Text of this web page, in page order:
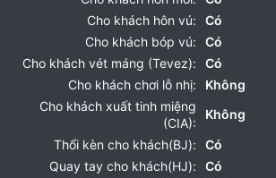
Cho khách hôn vú:
Có
Cho khách bóp vú:
Có
Cho khách vét máng (Tevez):
Có
Cho khách chơi lỗ nhị:
Không
Cho khách xuất tinh miệng
(CIA):
Không
Thổi kèn cho khách(BJ):
Có
Quay tay cho khách(HJ):
Có